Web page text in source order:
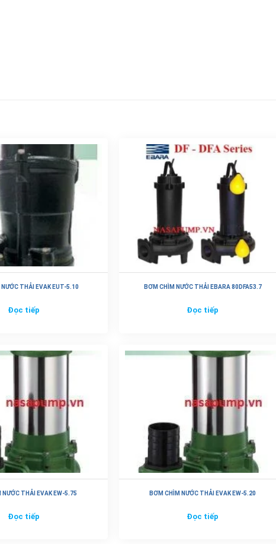
NƯỚC THẢI EVAK EUT-5.10
Đọc tiếp
BƠM CHÌM NƯỚC THẢI EBARA 80DFA53.7
Đọc tiếp
NƯỚC THẢI EVAK EW-5.75
Đọc tiếp
BƠM CHÌM NƯỚC THẢI EVAK EW-5.20
Đọc tiếp